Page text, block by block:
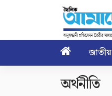
 জাতীয়
অর্থনীতি